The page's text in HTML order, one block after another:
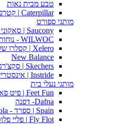
טבע מבית נאות
Caterpillar | קטרפילר
מותגי ספורט
Saucony | סאקוני הליכה דינמית עם תמיכה נכונה
WILWOC - נוחות שנשארת איתך כל היום
Xelero | קסלרו שליטה ויציבות בכל צעד
New Balance
Skechers | סקצ'רס
Instride | אינסטרייד
מותגי נעלי בית
Feet Fun | פיט פאן
Dafna- דפנה
Spain | ספרד - Alberola
Fly Flot | פליי פלוט